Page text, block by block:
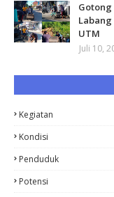
Gotong
Labang
UTM
Juli 10,
Kegiatan
Kondisi
Penduduk
Potensi